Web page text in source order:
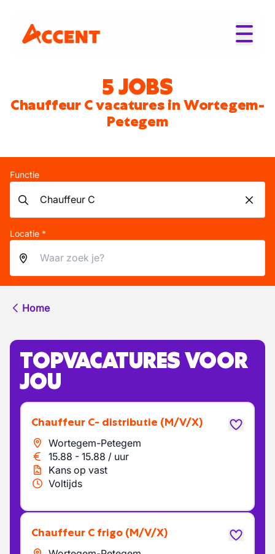
5 JOBS
Chauffeur C vacatures in Wortegem-
Petegem
Functie
Locatie *
Home
TOPVACATURES VOOR
JOU
chauffeur C- distributie (M/V/X)
Wortegem-Petegem
15.88 - 15.88 / uur
Kans op vast
Voltijds
Chauffeur C frigo (M/V/X)